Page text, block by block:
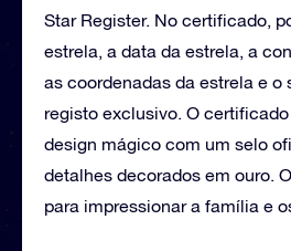
Star Register. No certificado,
estrela, a data da estrela, a
as coordenadas da estrela e o
registo exclusivo. O
design mágico com um selo
detalhes decorados em ouro.
para impressionar a família e